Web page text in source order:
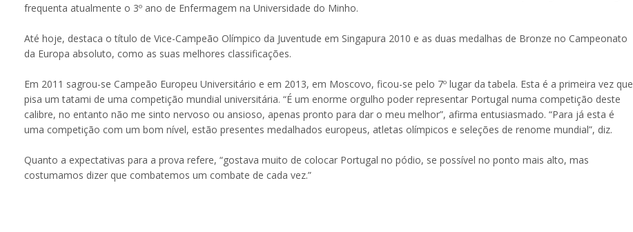
frequenta atualmente o 3º ano de Enfermagem na Universidade do Minho.
Até hoje, destaca o título de Vice-Campeão Olímpico da Juventude em Singapura 2010 e as duas medalhas de Bronze no Campeonato
da Europa absoluto, como as suas melhores classificações.
Em 2011 sagrou-se Campeão Europeu Universitário e em 2013, em Moscovo, ficou-se pelo 7º lugar da tabela. Esta é a primeira vez que
pisa um tatami de uma competição mundial universitária. “É um enorme orgulho poder representar Portugal numa competição deste
calibre, no entanto não me sinto nervoso ou ansioso, apenas pronto para dar o meu melhor”, afirma entusiasmado. “Para já esta é
uma competição com um bom nível, estão presentes medalhados europeus, atletas olímpicos e seleções de renome mundial”, diz.
Quanto a expectativas para a prova refere, “gostava muito de colocar Portugal no pódio, se possível no ponto mais alto, mas
costumamos dizer que combatemos um combate de cada vez.”